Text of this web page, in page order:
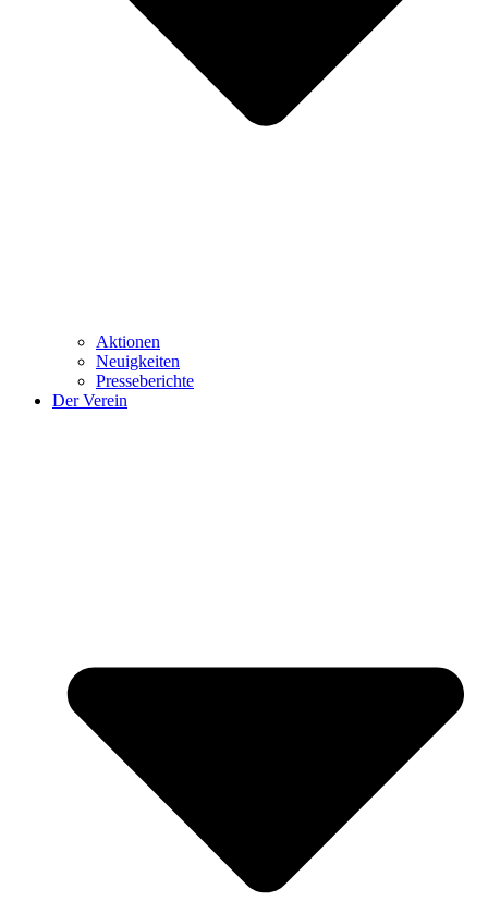
Aktionen
Neuigkeiten
Presseberichte
Der Verein